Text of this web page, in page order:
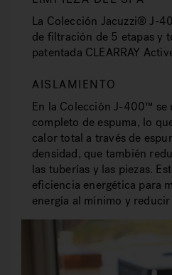
La Colección Jacuzzi® J-
de filtración de 5 etapas y
patentada CLEARRAY
AISLAMIENTO
En la Colección J-400™ se
completo de espuma, lo
calor total a través de
densidad, que también
las tuberías y las piezas.
eficiencia energética para
energía al mínimo y